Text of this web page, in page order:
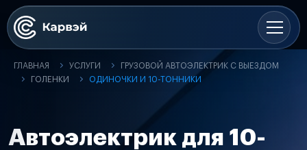
ГЛАВНАЯ УСЛУГИ
ГРУЗОВОЙ АВТОЭЛЕКТРИК С ВЫЕЗДОМ
ГОЛЕНКИ
ОДИНОЧКИ И 10-ТОННИКИ
Автоэлектрик для 10-